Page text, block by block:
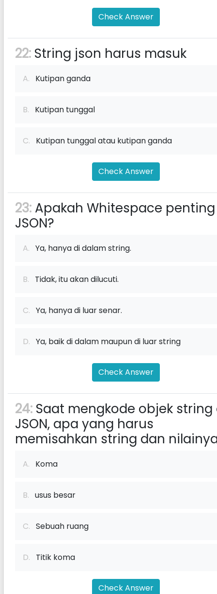
Check Answer
22: String json harus masuk
A. Kutipan ganda
B. Kutipan tunggal
C. Kutipan tunggal atau kutipan ganda
Check Answer
23: Apakah Whitespace
JSON?
A. Ya, hanya di dalam string.
B. Tidak, itu akan dilucuti.
C. Ya, hanya di luar senar.
D. Ya, baik di dalam maupun di luar string
Check Answer
24: Saat mengkode objek string
JSON, apa yang harus
memisahkan string dan
A. Koma
B. usus besar
C. Sebuah ruang
D. Titik koma
Check Answer